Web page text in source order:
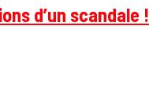
d’un scandale !